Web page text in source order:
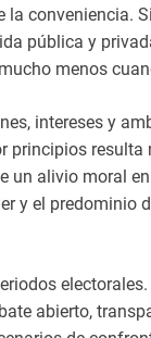
la conveniencia.
pública y
menos
intereses y
principios
un alivio moral
y el predominio
abierto,